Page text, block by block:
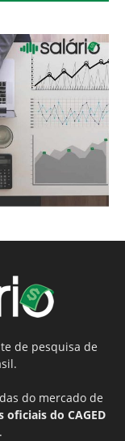
de pesquisa de
do mercado de
oficiais do CAGED